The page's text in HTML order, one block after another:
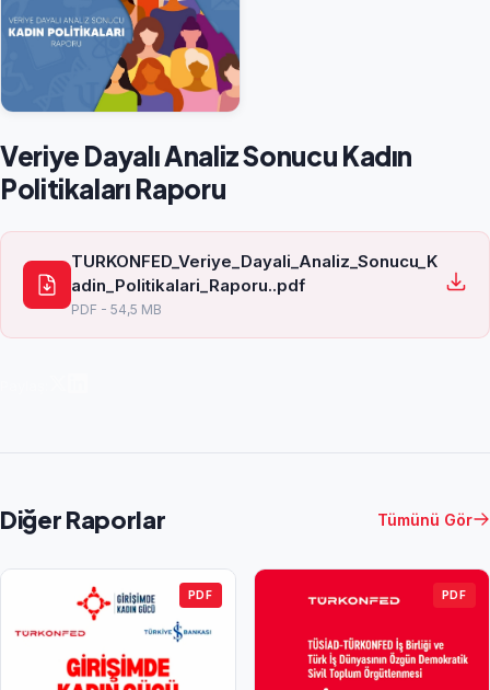
Veriye Dayalı Analiz Sonucu Kadın
Politikaları Raporu
TURKONFED_Veriye_Dayali_Analiz_Sonucu_K
adin_Politikalari_Raporu..pdf
PDF - 54,5 MB
Diğer Raporlar Tümünü Gör
PDF PDF